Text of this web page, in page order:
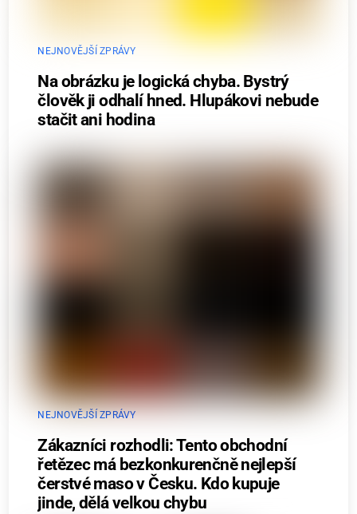
NEJNOVĚJŠÍ ZPRÁVY
Na obrázku je logická chyba. Bystrý
člověk ji odhalí hned. Hlupákovi nebude
stačit ani hodina
NEJNOVĚJŠÍ ZPRÁVY
Zákazníci rozhodli: Tento obchodní
řetězec má bezkonkurenčně nejlepší
čerstvé maso v Česku. Kdo kupuje
jinde, dělá velkou chybu